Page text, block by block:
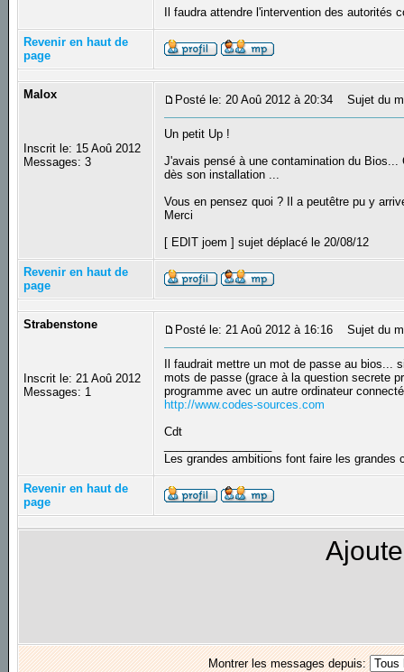
Il faudra attendre l'intervention des autorités
Revenir en haut de
page
Malox
Inscrit le: 15 Aoû 2012
Messages: 3
Posté le: 20 Aoû 2012 à 20:34 Sujet du
Un petit Up !
J'avais pensé à une contamination du
dès son installation ...
Vous en pensez quoi ? Il a peutêtre pu y
Merci
[ EDIT joem ] sujet déplacé le 20/08/12
Revenir en haut de
page
Strabenstone
Inscrit le: 21 Aoû 2012
Messages: 1
Posté le: 21 Aoû 2012 à 16:16 Sujet du
Il faudrait mettre un mot de passe au
mots de passe (grace à la question secrete
programme avec un autre ordinateur
http://www.codes-sources.com
Cdt
Les grandes ambitions font faire les grandes
Revenir en haut de
page
Montrer les messages depuis: